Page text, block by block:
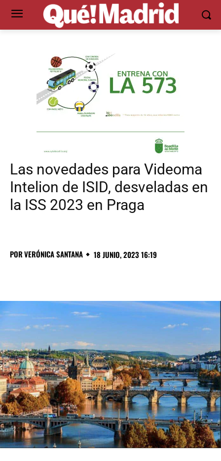
Las novedades para Videoma
Intelion de ISID, desveladas en
la ISS 2023 en Praga
PORVERÓNICA SANTANA 18 JUNIO, 2023 16:19